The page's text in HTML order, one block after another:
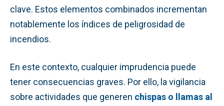
clave. Estos elementos combinados incrementan
notablemente los índices de peligrosidad de
incendios.
En este contexto, cualquier imprudencia puede
tener consecuencias graves. Por ello, la vigilancia
sobre actividades que generen chispas o llamas al